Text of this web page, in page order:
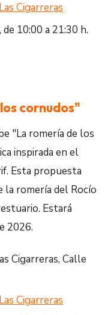
Cigarreras
10:00 a 21:30 h.
cornudos"
"La romería de los
inspirada en el
Esta propuesta
romería del Rocío
Estará
2026.
Cigarreras, Calle
Cigarreras